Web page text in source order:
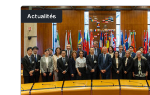
signant
renouvellement
Mémorandum
de
coopération
Image
Actualités